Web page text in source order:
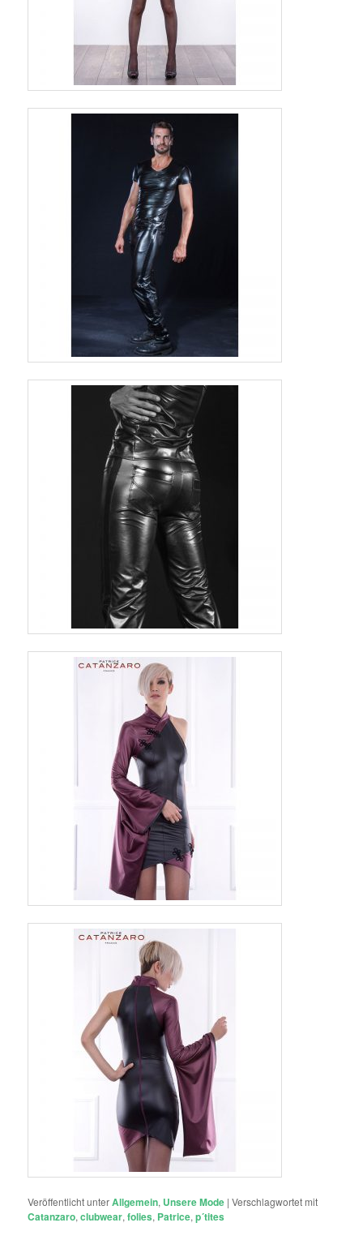
Veröffentlicht unterAllgemein, Unsere Mode |Verschlagwortet mit
Catanzaro,clubwear,folies, Patrice,p´tites